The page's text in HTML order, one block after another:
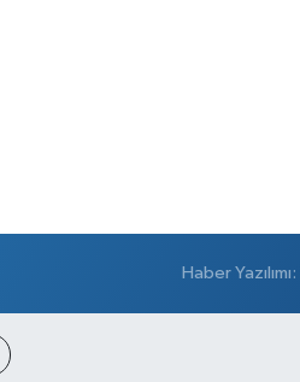
Haber Yazılımı: